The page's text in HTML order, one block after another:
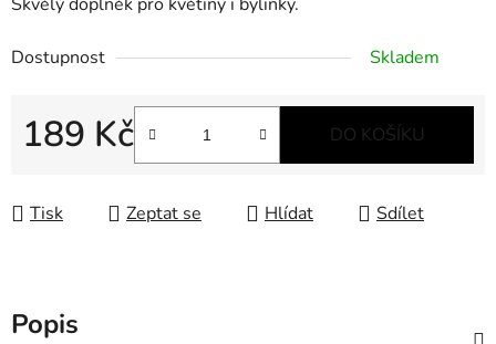
Dostupnost Skladem
189 Kč DO KOŠÍKU
Tisk Zeptat se Hlídat Sdílet
Popis